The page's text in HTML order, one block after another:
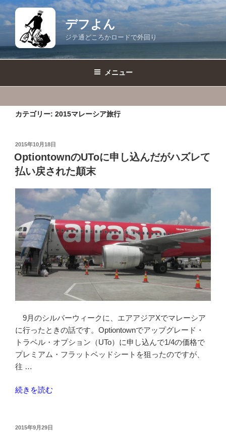
コ
ン
デフよん
ジテ通どころかロードで外回り
メニュー
カテゴリー: 2015マレーシア旅行
投
稿
日:
2015年10月18日
OptiontownのUToに申し込んだがハズレて
払い戻された顛末
9月のシルバーウィークに、エアアジアXでマレーシア
に行ったときの話です。Optiontownでアップグレード・
トラベル・オプション（UTo）に申し込んで1/4の価格で
プレミアム・フラットベッドシートを狙ったのですが、
往 …
“Optiontown
に
続きを読む
投
2015年9月29日